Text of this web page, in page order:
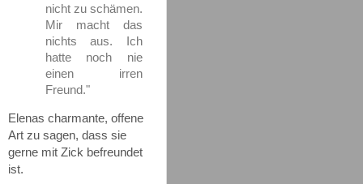
nicht zu schämen.
Mir macht das
nichts aus. Ich
hatte noch nie
einen irren
Freund."
Elenas charmante, offene
Art zu sagen, dass sie
gerne mit Zick befreundet
ist.